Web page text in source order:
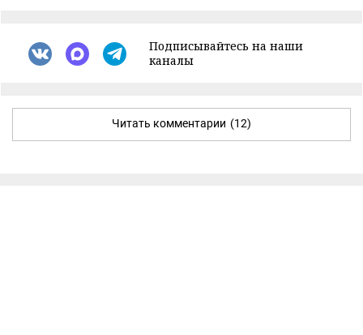
Подписывайтесь на наши
каналы
Читать комментарии (12)